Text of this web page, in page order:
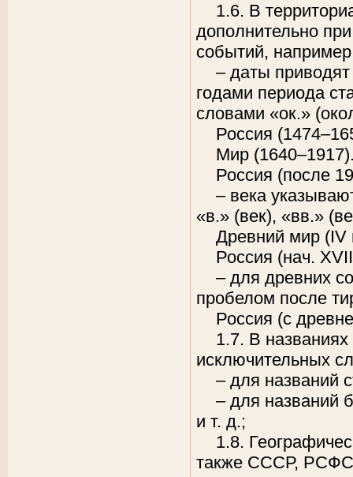
1.6. В
дополнительно
событий,
– даты
годами периода
словами «ок.»
Россия
Мир
Россия (после
– века
«в.» (век), «вв.»
Древний мир (IV
Россия (нач.
– для древних
пробелом после
Россия (с
1.7. В
исключительных
– для
– для
и т. д.;
1.8.
также СССР,